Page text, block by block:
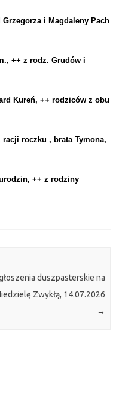
i Magdaleny Pach
++ z rodz. Grudów i
Kureń, ++ rodziców z obu
racji roczku , brata Tymona,
++ z rodziny
duszpasterskie na
Zwykłą, 14.07.2026
→